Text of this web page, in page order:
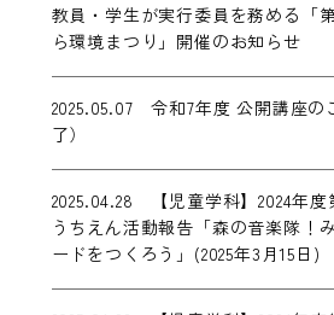
教員・学生が実行委員を務める「
ら環境まつり」開催のお知らせ
2025.05.07 令和7年度 公開講座の
了）
2025.04.28 【児童学科】2024年度
うちえん活動報告「森の音楽隊！
ードをつくろう」(2025年3月15日)